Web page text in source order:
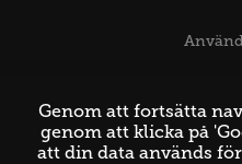
Genom att fortsätta
genom att klicka på
att din data används